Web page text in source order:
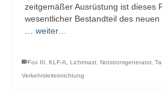
zeitgemäßer Ausrüstung ist dieses
wesentlicher Bestandteil des neuen
weiter…
Fox III KLF-A Lichtmast Notstromgenerator,
Verkehrsleiteinrichtung